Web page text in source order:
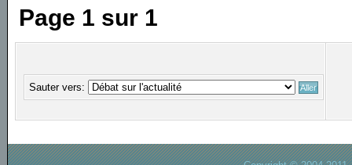
Page 1 sur 1
Sauter vers: